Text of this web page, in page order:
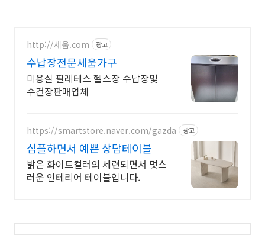
http://세움.com 광고
수납장전문세움가구
미용실 필레테스 헬스장 수납장및
수건장판매업체
https://smartstore.naver.com/gazda 광고
심플하면서 예쁜 상담테이블
밝은 화이트컬러의 세련되면서 멋스
러운 인테리어 테이블입니다.